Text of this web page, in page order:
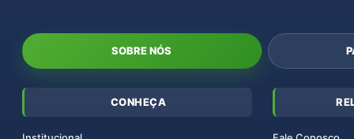
SOBRE NÓS
CONHEÇA